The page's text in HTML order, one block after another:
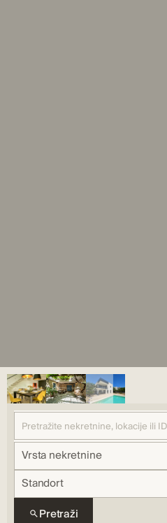
Vrsta nekretnine
Standort
Pretraži